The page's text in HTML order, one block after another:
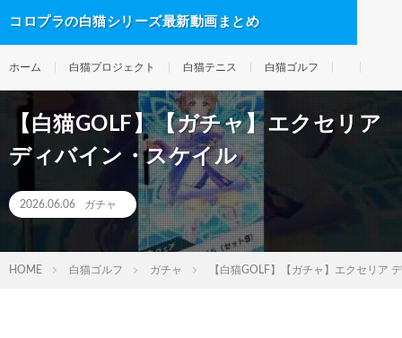
コロプラの白猫シリーズ最新動画まとめ
ホーム 白猫プロジェクト 白猫テニス 白猫ゴルフ
【白猫GOLF】【ガチャ】エクセリア
ディバイン・スケイル
2026.06.06 ガチャ
HOME 白猫ゴルフ ガチャ 【白猫GOLF】【ガチャ】エクセリア